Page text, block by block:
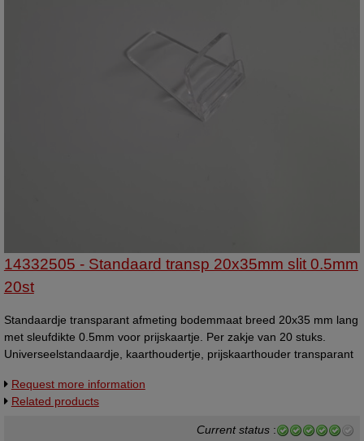
14332505 - Standaard transp 20x35mm slit 0.5mm
20st
Standaardje transparant afmeting bodemmaat breed 20x35 mm lang
met sleufdikte 0.5mm voor prijskaartje. Per zakje van 20 stuks.
Universeelstandaardje, kaarthoudertje, prijskaarthouder transparant
Request more information
Related products
Current status :